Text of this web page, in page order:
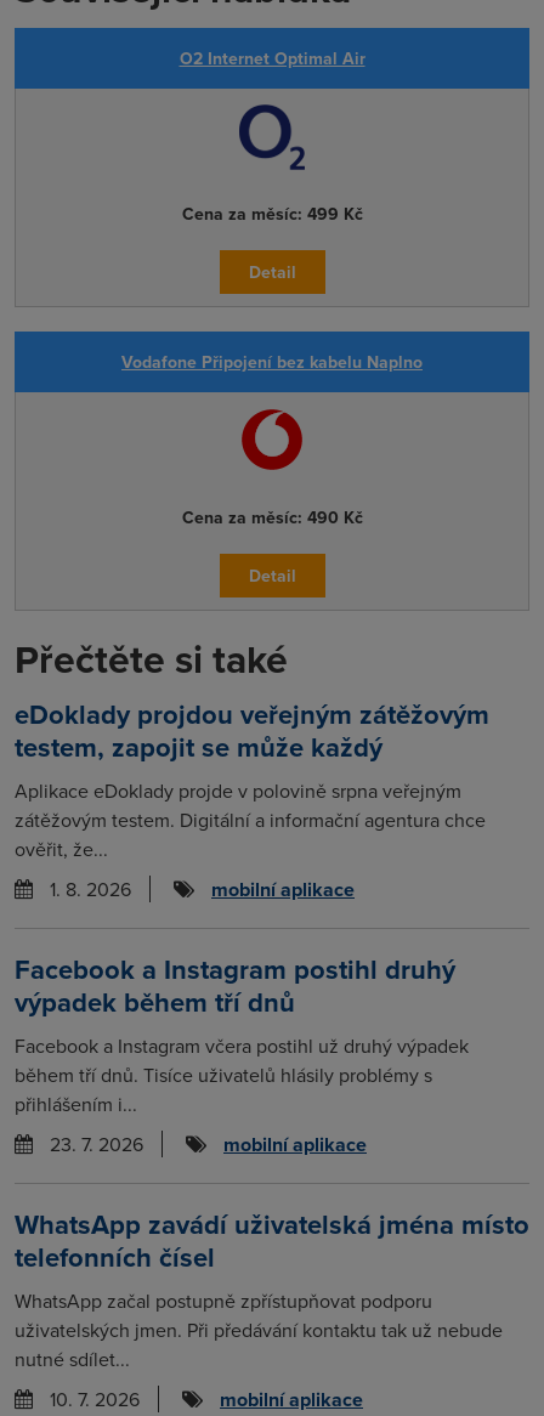
O2 Internet Optimal Air
Cena za měsíc: 499 Kč
Detail
Vodafone Připojení bez kabelu Naplno
Cena za měsíc: 490 Kč
Detail
Přečtěte si také
eDoklady projdou veřejným zátěžovým
testem, zapojit se může každý
Aplikace eDoklady projde v polovině srpna veřejným
zátěžovým testem. Digitální a informační agentura chce
ověřit, že...
1. 8. 2026
mobilní aplikace
Facebook a Instagram postihl druhý
výpadek během tří dnů
Facebook a Instagram včera postihl už druhý výpadek
během tří dnů. Tisíce uživatelů hlásily problémy s
přihlášením i...
23. 7. 2026
mobilní aplikace
WhatsApp zavádí uživatelská jména místo
telefonních čísel
WhatsApp začal postupně zpřístupňovat podporu
uživatelských jmen. Při předávání kontaktu tak už nebude
nutné sdílet...
10. 7. 2026
mobilní aplikace